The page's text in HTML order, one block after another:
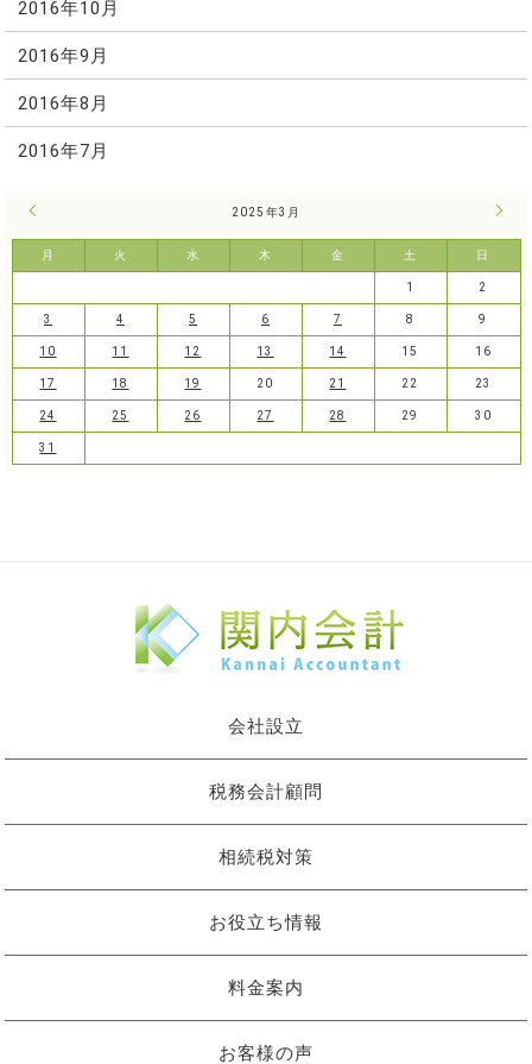
2016年10月
2016年9月
2016年8月
2016年7月
2025年3月
月 火 水 木 金 土 日
4月
1 2
3 4 5 6 7 8 9
10 11 12 13 14 15 16
17 18 19 20 21 22 23
24 25 26 27 28 29 30
31
会社設立
税務会計顧問
相続税対策
お役立ち情報
料金案内
お客様の声